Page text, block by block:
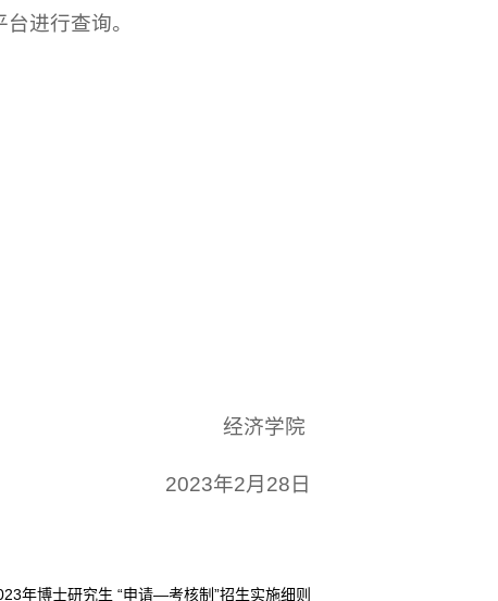
进行查询。
经济学院
2023年2月28日
年博士研究生 “申请—考核制”招生实施细则